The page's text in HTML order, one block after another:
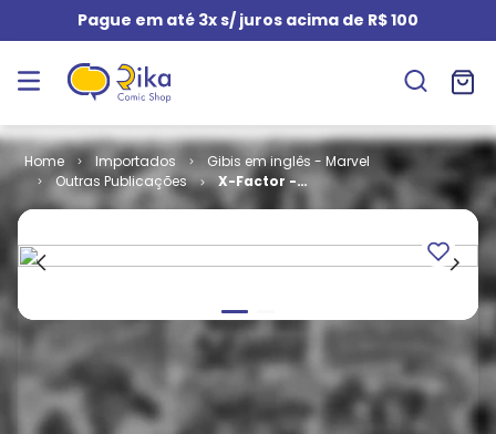
Pague em até 3x s/ juros acima de R$ 100
Importados
Gibis em inglês - Marvel
Outras Publicações
X-Factor -
Volume 1 # 128